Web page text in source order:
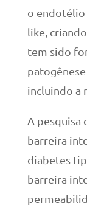
o
like,
tem sido
patogênese
incluindo a
A pesquisa
barreira
diabetes
barreira